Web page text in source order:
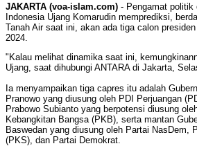
JAKARTA (voa-islam.com) - Pengamat politik
Indonesia Ujang Komarudin memprediksi,
Tanah Air saat ini, akan ada tiga calon
2024.
" Kalau melihat dinamika saat ini,
Ujang, saat dihubungi ANTARA di Jakarta,
Ia menyampaikan tiga capres itu adalah
Pranowo yang diusung oleh PDI Perjuangan
Prabowo Subianto yang berpotensi diusung
Kebangkitan Bangsa (PKB), serta mantan
Baswedan yang diusung oleh Partai NasDem,
(PKS), dan Partai Demokrat.